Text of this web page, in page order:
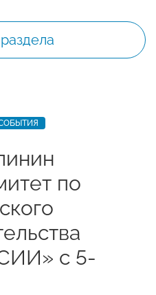
по
с 5-